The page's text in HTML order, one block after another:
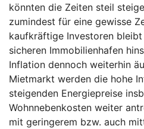
könnten die Zeiten steil
zumindest für eine gewisse
kaufkräftige Investoren
sicheren Immobilienhafen
Inflation dennoch weiterhin
Mietmarkt werden die hohe
steigenden Energiepreise
Wohnnebenkosten weiter
mit geringerem bzw. auch